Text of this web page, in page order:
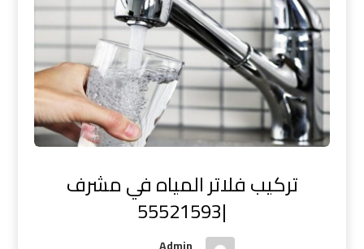
تركيب فلاتر المياه في مشرف
|55521593